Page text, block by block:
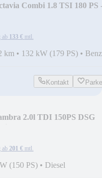
Combi 1.8 TSI 180 PS
ab 133 € mtl.
km • 132 kW (179 PS) •
Kontakt
2.0l TDI 150PS DSG
ab 201 € mtl.
(150 PS) • Diesel